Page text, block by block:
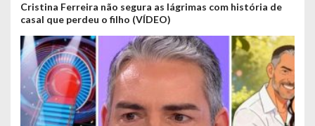
Cristina Ferreira não segura as lágrimas com história de
casal que perdeu o filho (VÍDEO)